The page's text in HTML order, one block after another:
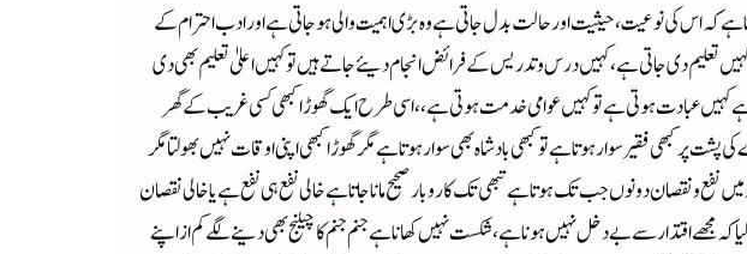
ہے کہ اس کی نوعیت ، حیثیت اور حالت بدل جاتی ہے وہ بڑی اہمیت والی ہوجاتی ہے اور ادب احترام کے
تعلیم دی جاتی ہے ، کہیں درس و تدریس کے فرائض انجام دیئے جاتے ہیں تو کہیں اعلیٰ تعلیم بھی دی
کہیں عبادت ہوتی ہے تو کہیں عوامی خدمت ہوتی ہے ،، اسی طرح ایک گھوڑا کبھی کسی غریب کے گھر
کبھی فقیر سوار ہوتا ہے تو کبھی بادشاہ بھی سوار ہوتا ہے مگر گھوڑا کبھی اپنی اوقات نہیں بھولتا مگر
نفع ونقصان دونوں جب تک ہوتاہے تبھی تک کاروبار صحیح مانا جاتاہے خالی نفع ہی نفع ہے یا خالی نقصان
اقتدار سے بے دخل نہیں ہونا ہے ، شکست نہیں کھانا ہے جنم جنم کا چیلنج بھی دینے لگے کم از اپنے